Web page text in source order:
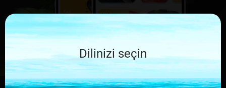
Dilinizi seçin